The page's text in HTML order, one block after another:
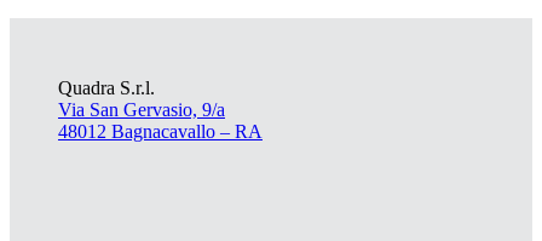
Quadra S.r.l.
Via San Gervasio, 9/a
48012 Bagnacavallo – RA